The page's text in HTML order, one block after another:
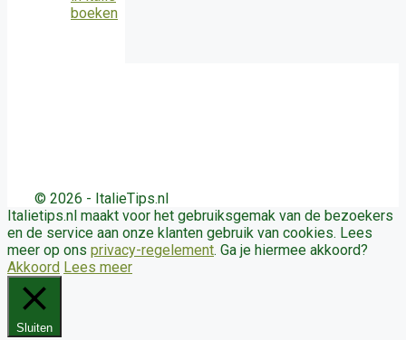
© 2026 - ItalieTips.nl
Italietips.nl maakt voor het gebruiksgemak van de bezoekers
en de service aan onze klanten gebruik van cookies. Lees
meer op ons privacy-regelement. Ga je hiermee akkoord?
Akkoord Lees meer
Sluiten